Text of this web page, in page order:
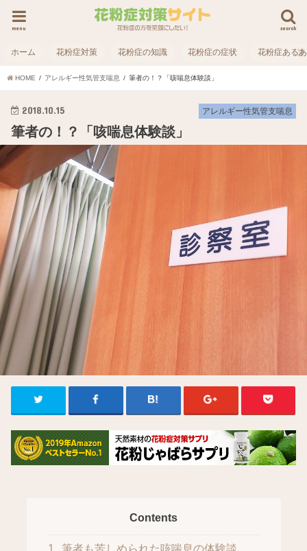
search
menu
ホーム 花粉症対策 花粉症の知識 花粉症の症状 花粉症ある
HOME アレルギー性気管支喘息 筆者の！？「咳喘息体験談」
アレルギー性気管支喘息
2018.10.15
筆者の！？「咳喘息体験談」
Contents